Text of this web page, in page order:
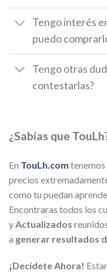
Tengo interés
puedo
Tengo otras
contestarlas?
¿Sabías que
En TouLh.com tenemos
precios
como tu puedan
Encontraras todos los
y Actualizados
a generar resultados
¡Decídete Ahora!